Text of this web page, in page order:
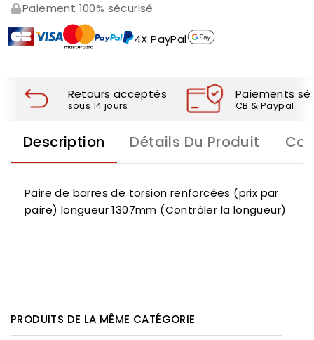
Paiement 100% sécurisé
4X PayPal
Retours acceptés
sous 14 jours
Paiements
CB & Paypal
Description Détails Du Produit
Paire de barres de torsion renforcées (prix par
paire) longueur 1307mm (Contrôler la longueur)
PRODUITS DE LA MÊME CATÉGORIE